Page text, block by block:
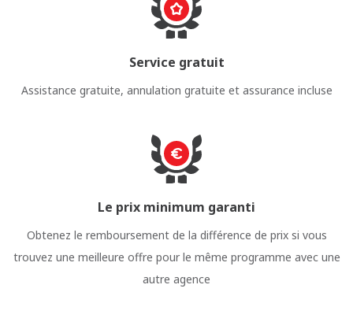
Service gratuit
Assistance gratuite, annulation gratuite et assurance incluse
Le prix minimum garanti
Obtenez le remboursement de la différence de prix si vous
trouvez une meilleure offre pour le même programme avec une
autre agence